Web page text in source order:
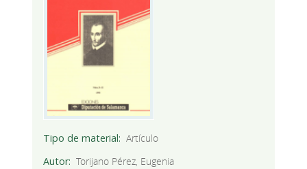
Tipo de material
Artículo
Autor
Torijano Pérez, Eugenia